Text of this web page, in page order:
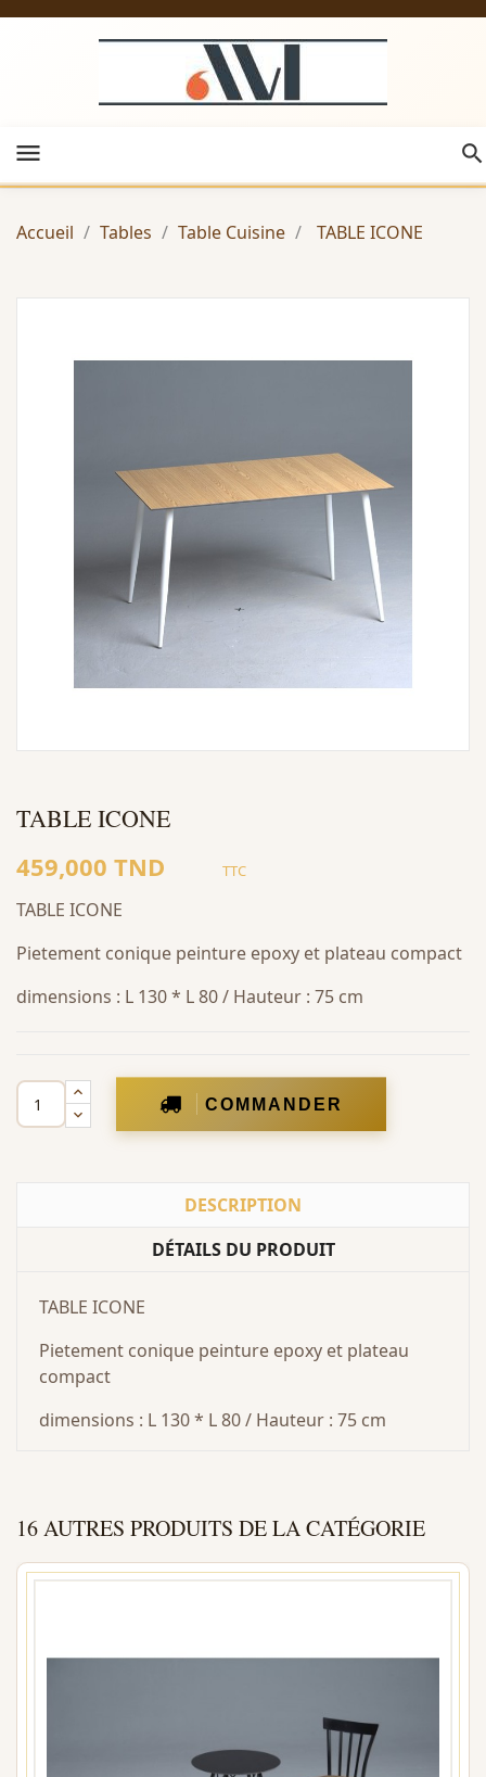
menu
Accueil Tables Table Cuisine TABLE ICONE
TABLE ICONE
459,000 TND TTC
TABLE ICONE
Pietement conique peinture epoxy et plateau compact
dimensions : L 130 * L 80 / Hauteur : 75 cm
COMMANDER
DESCRIPTION
DÉTAILS DU PRODUIT
TABLE ICONE
Pietement conique peinture epoxy et plateau
compact
dimensions : L 130 * L 80 / Hauteur : 75 cm
16 AUTRES PRODUITS DE LA CATÉGORIE